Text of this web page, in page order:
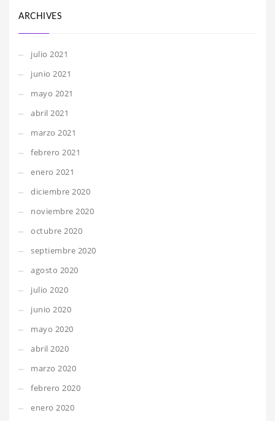
ARCHIVES
julio 2021
junio 2021
mayo 2021
abril 2021
marzo 2021
febrero 2021
enero 2021
diciembre 2020
noviembre 2020
octubre 2020
septiembre 2020
agosto 2020
julio 2020
junio 2020
mayo 2020
abril 2020
marzo 2020
febrero 2020
enero 2020